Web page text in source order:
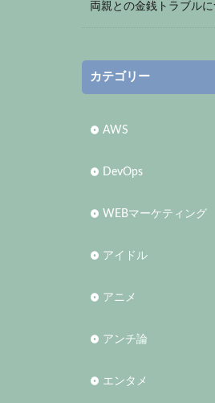
両親との金銭トラブルに
カテゴリー
AWS
DevOps
WEBマーケティング
アイドル
アニメ
アンチ論
エンタメ